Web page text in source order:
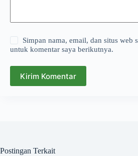
Simpan nama, email, dan situs web
untuk komentar saya berikutnya.
Kirim Komentar
Postingan Terkait